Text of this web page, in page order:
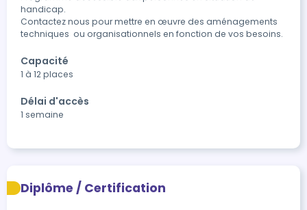
handicap.
Contactez nous pour mettre en œuvre des aménagements
techniques  ou organisationnels en fonction de vos besoins.
Capacité
1 à 12 places
Délai d'accès
1 semaine
Diplôme / Certification